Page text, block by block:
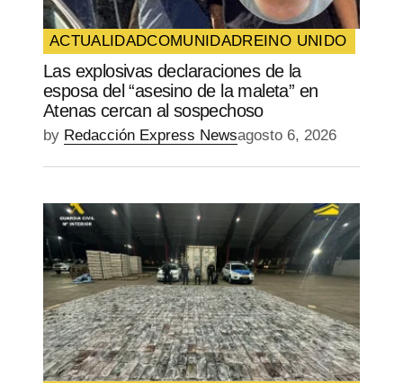
ACTUALIDADCOMUNIDADREINO UNIDO
Las explosivas declaraciones de la
esposa del “asesino de la maleta” en
Atenas cercan al sospechoso
by Redacción Express Newsagosto 6, 2026